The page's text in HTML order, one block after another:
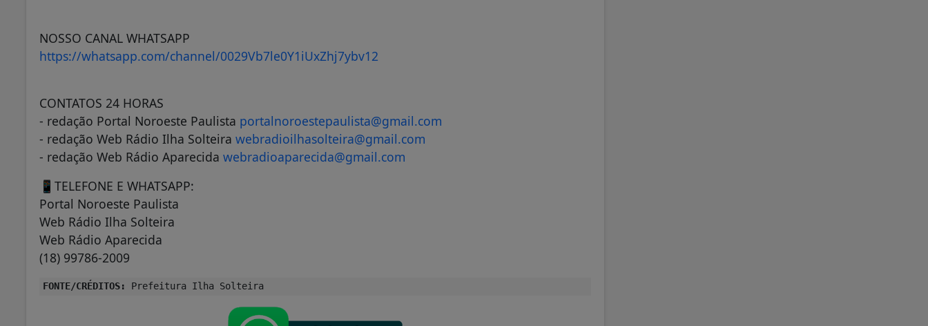
NOSSO CANAL WHATSAPP
https://whatsapp.com/channel/0029Vb7le0Y1iUxZhj7ybv12
CONTATOS 24 HORAS
- redação Portal Noroeste Paulista portalnoroestepaulista@gmail.com
- redação Web Rádio Ilha Solteira webradioilhasolteira@gmail.com
- redação Web Rádio Aparecida webradioaparecida@gmail.com
📱TELEFONE E WHATSAPP:
Portal Noroeste Paulista
Web Rádio Ilha Solteira
Web Rádio Aparecida
(18) 99786-2009
FONTE/CRÉDITOS: Prefeitura Ilha Solteira